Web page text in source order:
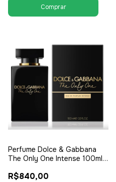
Perfume Dolce & Gabbana
The Only One Intense 100ml -
Feminino
R$840,00